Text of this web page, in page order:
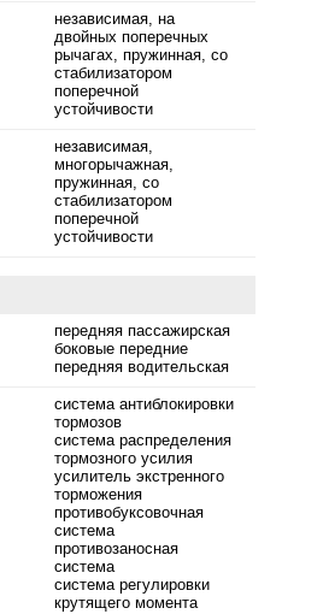
независимая, на
двойных поперечных
рычагах, пружинная, со
стабилизатором
поперечной
устойчивости
независимая,
многорычажная,
пружинная, со
стабилизатором
поперечной
устойчивости
передняя пассажирская
боковые передние
передняя водительская
система антиблокировки
тормозов
система распределения
тормозного усилия
усилитель экстренного
торможения
противобуксовочная
система
противозаносная
система
система регулировки
крутящего момента